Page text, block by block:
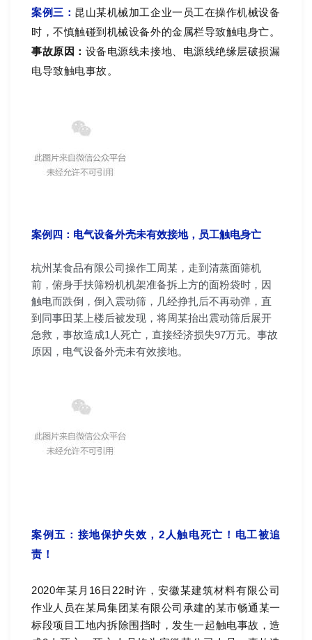
案例三： 昆山某机械加工企业一员工在操作机械设备
时，不慎触碰到机械设备外的金属栏导致触电身亡。
事故原因： 设备电源线未接地、电源线绝缘层破损漏
电导致触电事故。
案例四： 电气设备外壳未有效接地，员工触电身亡
杭州某食品有限公司操作工周某，走到清蒸面筛机
前，俯身手扶筛粉机机架准备拆上方的面粉袋时，因
触电而跌倒，倒入震动筛，几经挣扎后不再动弹，直
到同事田某上楼后被发现，将周某抬出震动筛后展开
急救，事故造成1人死亡，直接经济损失97万元。事故
原因，电气设备外壳未有效接地。
案例五：接地保护失效，2人触电死亡！电工被追
责！
2020年某月16日22时许，安徽某建筑材料有限公司
作业人员在某局集团某有限公司承建的某市畅通某一
标段项目工地内拆除围挡时，发生一起触电事故，造